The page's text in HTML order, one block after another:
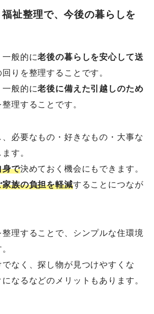
祉整理で、今後の暮らしを
一般的に老後の暮らしを安心して送
りを整理することです。
一般的に老後に備えた引越しのため
理することです。
必要なもの・好きなもの・大事な
す。
身で決めておく機会にもできます。
家族の負担を軽減することにつなが
理することで、シンプルな住環境
なく、探し物が見つけやすくな
なるなどのメリットもあります。